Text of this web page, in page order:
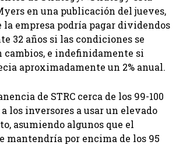
en una publicación del jueves,
la empresa podría pagar dividendos
32 años si las condiciones se
e indefinidamente si
aproximadamente un 2% anual.
de STRC cerca de los 99-100
los inversores a usar un elevado
asumiendo algunos que el
mantendría por encima de los 95